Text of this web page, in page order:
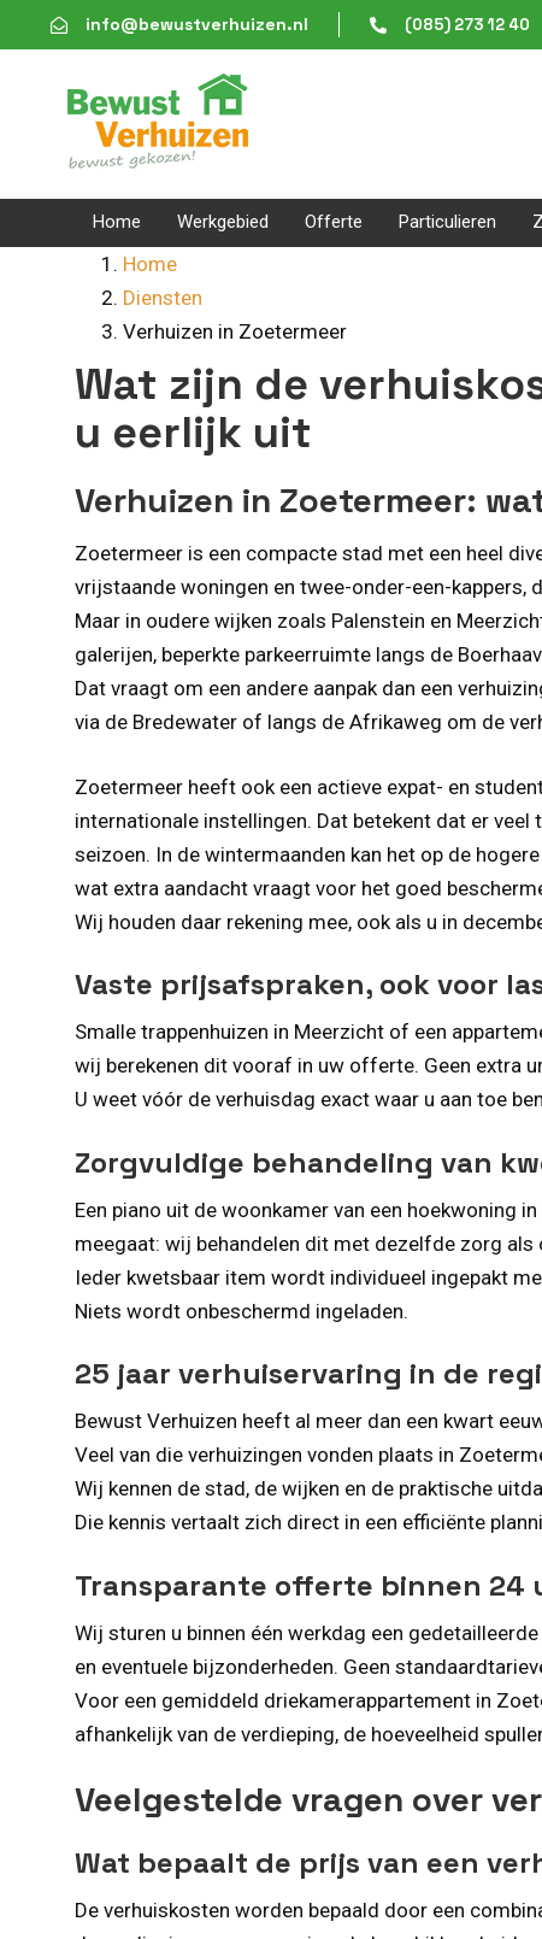
links
to
content
info@bewustverhuizen.nl (085) 273 12 40
Home Werkgebied Offerte Particulieren
Home
Diensten
Verhuizen in Zoetermeer
Wat zijn de
u eerlijk uit
Verhuizen in Zoetermeer:
Zoetermeer is een compacte stad met een heel
vrijstaande woningen en twee-onder-een-kappers,
Maar in oudere wijken zoals Palenstein en
galerijen, beperkte parkeerruimte langs de
Dat vraagt om een andere aanpak dan een
via de Bredewater of langs de Afrikaweg om de
Zoetermeer heeft ook een actieve expat- en
internationale instellingen. Dat betekent dat er
seizoen. In de wintermaanden kan het op de
wat extra aandacht vraagt voor het goed
Wij houden daar rekening mee, ook als u in
Vaste prijsafspraken, ook voor
Smalle trappenhuizen in Meerzicht of een
wij berekenen dit vooraf in uw offerte. Geen extra
U weet vóór de verhuisdag exact waar u aan toe
Zorgvuldige behandeling van
Een piano uit de woonkamer van een hoekwoning
meegaat: wij behandelen dit met dezelfde zorg als
Ieder kwetsbaar item wordt individueel ingepakt
Niets wordt onbeschermd ingeladen.
25 jaar verhuiservaring in de
Bewust Verhuizen heeft al meer dan een kwart
Veel van die verhuizingen vonden plaats in
Wij kennen de stad, de wijken en de praktische
Die kennis vertaalt zich direct in een efficiënte
Transparante offerte binnen 24
Wij sturen u binnen één werkdag een
en eventuele bijzonderheden. Geen
Voor een gemiddeld driekamerappartement in
afhankelijk van de verdieping, de hoeveelheid
Veelgestelde vragen over
Wat bepaalt de prijs van een
De verhuiskosten worden bepaald door een